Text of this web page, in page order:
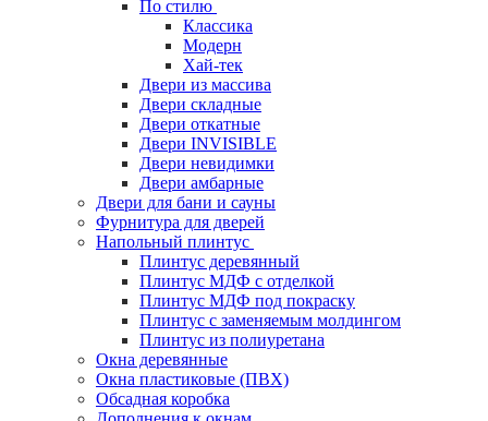
По стилю
Классика
Модерн
Хай-тек
Двери из массива
Двери складные
Двери откатные
Двери INVISIBLE
Двери невидимки
Двери амбарные
Двери для бани и сауны
Фурнитура для дверей
Напольный плинтус
Плинтус деревянный
Плинтус МДФ с отделкой
Плинтус МДФ под покраску
Плинтус с заменяемым молдингом
Плинтус из полиуретана
Окна деревянные
Окна пластиковые (ПВХ)
Обсадная коробка